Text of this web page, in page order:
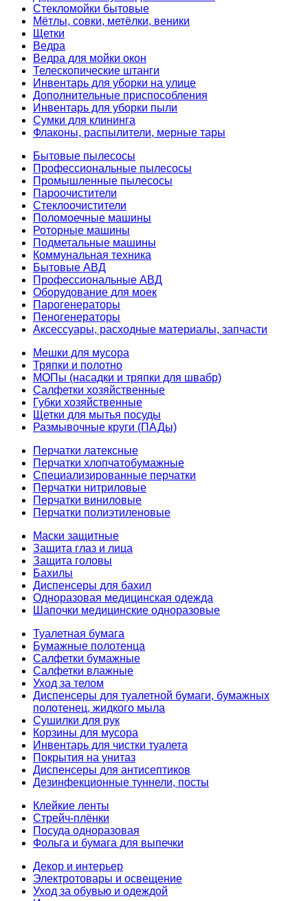
Стекломойки бытовые
Мётлы, совки, метёлки, веники
Щетки
Ведра
Ведра для мойки окон
Телескопические штанги
Инвентарь для уборки на улице
Дополнительные приспособления
Инвентарь для уборки пыли
Сумки для клининга
Флаконы, распылители, мерные тары
Бытовые пылесосы
Профессиональные пылесосы
Промышленные пылесосы
Пароочистители
Стеклоочистители
Поломоечные машины
Роторные машины
Подметальные машины
Коммунальная техника
Бытовые АВД
Профессиональные АВД
Оборудование для моек
Парогенераторы
Пеногенераторы
Аксессуары, расходные материалы, запчасти
Мешки для мусора
Тряпки и полотно
МОПы (насадки и тряпки для швабр)
Салфетки хозяйственные
Губки хозяйственные
Щетки для мытья посуды
Размывочные круги (ПАДы)
Перчатки латексные
Перчатки хлопчатобумажные
Специализированные перчатки
Перчатки нитриловые
Перчатки виниловые
Перчатки полиэтиленовые
Маски защитные
Защита глаз и лица
Защита головы
Бахилы
Диспенсеры для бахил
Одноразовая медицинская одежда
Шапочки медицинские одноразовые
Туалетная бумага
Бумажные полотенца
Салфетки бумажные
Салфетки влажные
Уход за телом
Диспенсеры для туалетной бумаги, бумажных
полотенец, жидкого мыла
Сушилки для рук
Корзины для мусора
Инвентарь для чистки туалета
Покрытия на унитаз
Диспенсеры для антисептиков
Дезинфекционные туннели, посты
Клейкие ленты
Стрейч-плёнки
Посуда одноразовая
Фольга и бумага для выпечки
Декор и интерьер
Электротовары и освещение
Уход за обувью и одеждой